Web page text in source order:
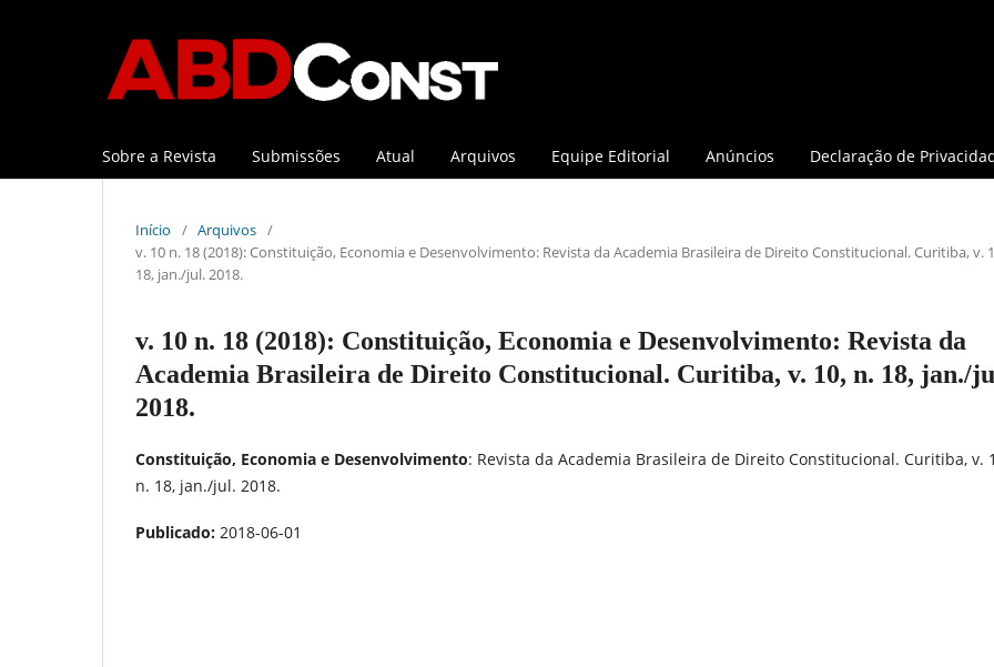
Sobre a Revista Submissões Atual Arquivos Equipe Editorial Anúncios Declaração de
Início / Arquivos /
v. 10 n. 18 (2018): Constituição, Economia e Desenvolvimento: Revista da Academia Brasileira de Direito Constitucional. Curitiba, v.
18, jan./jul. 2018.
v. 10 n. 18 (2018): Constituição, Economia e Desenvolvimento: Revista da
Academia Brasileira de Direito Constitucional. Curitiba, v. 10, n. 18, jan./
2018.
Constituição, Economia e Desenvolvimento: Revista da Academia Brasileira de Direito Constitucional. Curitiba, v.
n. 18, jan./jul. 2018.
Publicado: 2018-06-01